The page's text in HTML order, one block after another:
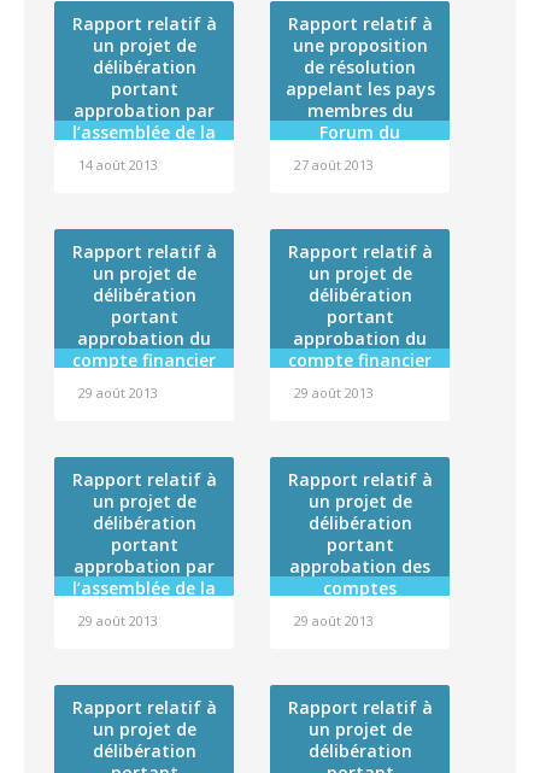
établie entre la
Polynésie
française et
l’Agence de la
biomédecine
Rapport relatif à
un projet de
délibération
portant
approbation par
l’assemblée de la
française de la
entre la Polynésie
française et
l’Autorité de
Sûreté Nucléaire
14 août 2013
Rapport relatif à
une proposition
de résolution
appelant les pays
membres du
Forum du
action concertée
montée des eaux
27 août 2013
Rapport relatif à
un projet de
délibération
portant
approbation du
compte financier
de l’établissement
dénommé
« Centre de
formation
professionnelle
des adultes –
CFPA » et
affectation de son
résultat
29 août 2013
Rapport relatif à
un projet de
délibération
portant
approbation du
compte financier
de l’établissement
dénommé « Fare
Tama Hau » et
affectation de son
résultat
29 août 2013
Rapport relatif à
un projet de
délibération
portant
approbation par
l’assemblée de la
française de la
2013-2018 entre la
Polynésie
française et
l’Agence nationale
29 août 2013
Rapport relatif à
un projet de
délibération
portant
approbation des
comptes
l’exercice 2012 du
française (budget
général), du
Centre de
transfusion
29 août 2013
Rapport relatif à
un projet de
délibération
Rapport relatif à
un projet de
délibération